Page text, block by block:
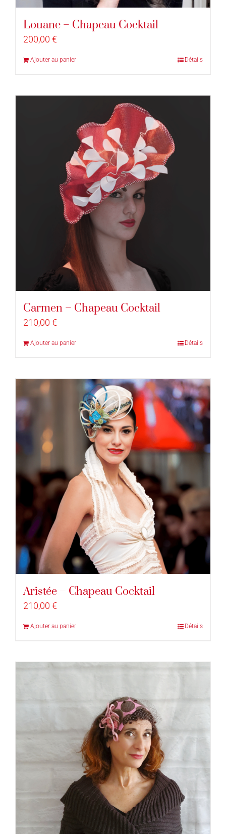
Louane – Chapeau Cocktail
200,00 €
Ajouter au panier Détails
Carmen – Chapeau Cocktail
210,00 €
Ajouter au panier Détails
Aristée – Chapeau Cocktail
210,00 €
Ajouter au panier Détails